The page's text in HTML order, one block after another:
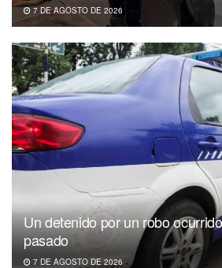
7 DE AGOSTO DE 2026
Un detenido por un robo
pasado
7 DE AGOSTO DE 2026